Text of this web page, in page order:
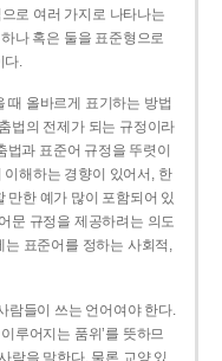
로 여러 가지로 나타나는
나 혹은 둘을 표준형으로
다.
때 올바르게 표기하는 방법
법의 전제가 되는 규정이라
과 표준어 규정을 뚜렷이
해하는 경향이 있어서, 한
만한 예가 많이 포함되어 있
문 규정을 제공하려는 의도
표준어를 정하는 사회적,
람들이 쓰는 언어여야 한다.
루어지는 품위’를 뜻하므
람을 말한다. 물론 교양 있